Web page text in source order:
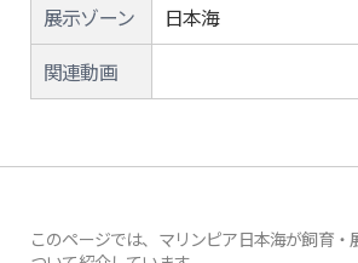
展示ゾーン
日本海
関連動画
このページでは、マリンピア日本海が飼育・